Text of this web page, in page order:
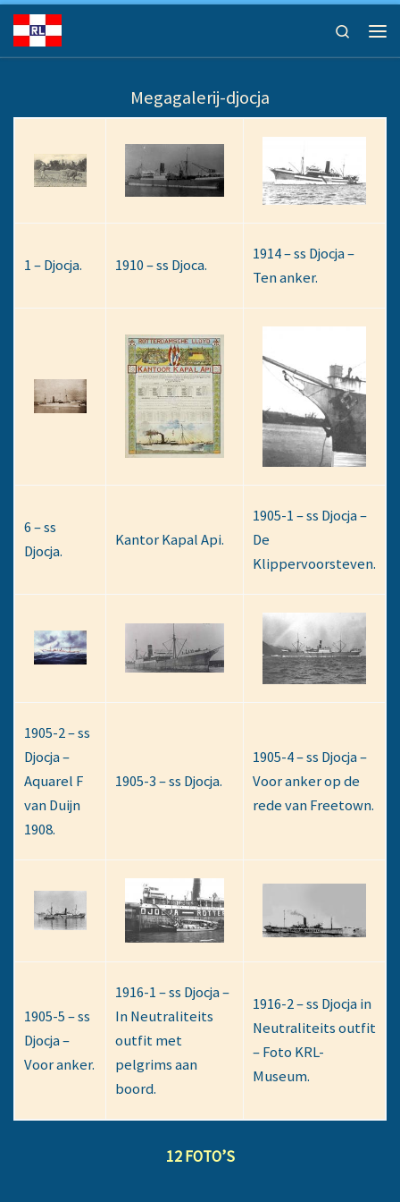
Ga naar inhoud
Search
Megagalerij-djocja
1 – Djocja. 1910 – ss Djoca.
1914 – ss Djocja –
Ten anker.
6 – ss
Djocja.
Kantor Kapal Api.
1905-1 – ss Djocja –
De
Klippervoorsteven.
1905-2 – ss
Djocja –
Aquarel F
van Duijn
1908.
1905-3 – ss Djocja.
1905-4 – ss Djocja –
Voor anker op de
rede van Freetown.
1905-5 – ss
Djocja –
Voor anker.
1916-1 – ss Djocja –
In Neutraliteits
outfit met
pelgrims aan
boord.
1916-2 – ss Djocja in
Neutraliteits outfit
– Foto KRL-
Museum.
12 FOTO’S